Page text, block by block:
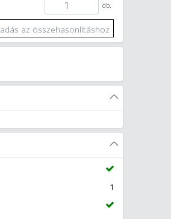
db.
az összehasonlításhoz
1